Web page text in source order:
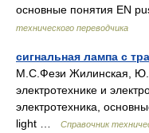
основные понятия EN
технического переводчика
сигнальная лампа с
М.С.Фези Жилинская,
электротехнике и
электротехника,
light …
Справочник